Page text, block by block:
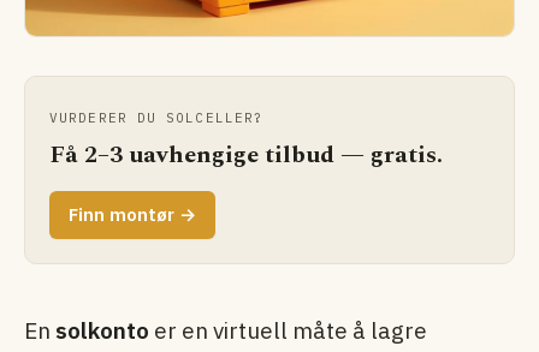
VURDERER DU SOLCELLER?
Få 2–3 uavhengige tilbud — gratis.
Finn montør →
En solkonto er en virtuell måte å lagre